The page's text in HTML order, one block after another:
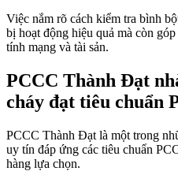
Việc nắm rõ cách kiểm tra bình
bị hoạt động hiệu quả mà còn
tính mạng và tài sản.
PCCC Thành Đạt
cháy đạt tiêu chuẩn
PCCC Thành Đạt là một trong
uy tín đáp ứng các tiêu chuẩn
hàng lựa chọn.